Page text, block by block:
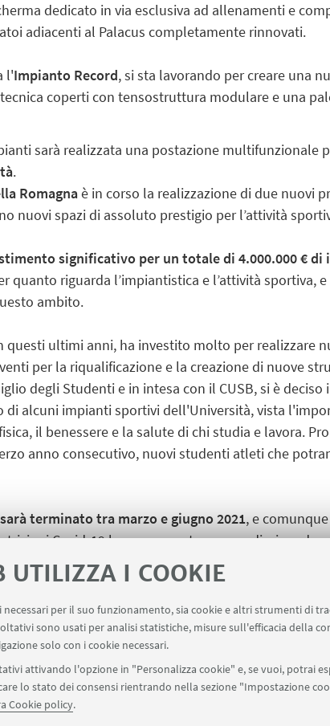
UTILIZZA I COOKIE
per il suo funzionamento, sia cookie e altri strumenti di
sono usati per analisi statistiche, misure sull'efficacia della
solo con i cookie necessari.
attivando l'opzione in "Personalizza cookie" e, se vuoi, potrai
lo stato dei consensi rientrando nella sezione "Impostazione
Cookie policy.
dedicato in via esclusiva ad allenamenti e
adiacenti al Palacus completamente rinnovati.
l'Impianto Record, si sta lavorando per creare una
coperti con tensostruttura modulare e una
sarà realizzata una postazione multifunzionale
.
Romagnaè in corso la realizzazione di due nuovi
nuovi spazi di assoluto prestigio per l’attività
significativo per un totale di 4.000.000 € di
quanto riguarda l’impiantistica e l’attività sportiva,
ambito.
questi ultimi anni, ha investito molto per realizzare
per la riqualificazione e la creazione di nuove
degli Studenti e in intesa con il CUSB, si è
alcuni impianti sportivi dell'Università, vista
il benessere e la salute di chi studia e lavora.
anno consecutivo, nuovi studenti atleti che
terminato tra marzo e giugno 2021, e
Covid-19 hanno arrecato un grandissimo
opportunità di avere le strutture quasi